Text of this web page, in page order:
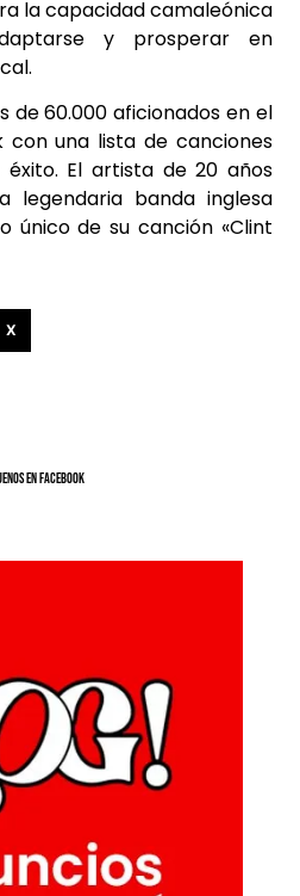
la capacidad camaleónica
y prosperar en
de 60.000 aficionados en el
con una lista de canciones
El artista de 20 años
legendaria banda inglesa
único de su canción «Clint
X
EN FACEBOOK